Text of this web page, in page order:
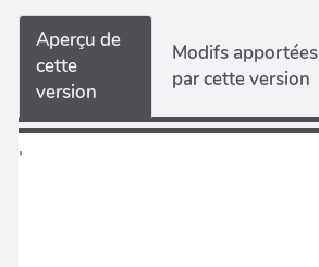
Aperçu de
cette
version
Modifs apportées
par cette version